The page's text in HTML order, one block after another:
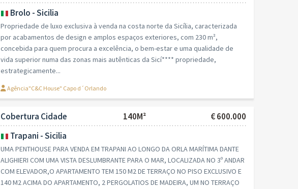
Brolo - Sicilia
Propriedade de luxo exclusiva à venda na costa norte da Sicília, caracterizada
por acabamentos de design e amplos espaços exteriores, com 230 m²,
concebida para quem procura a excelência, o bem-estar e uma qualidade de
vida superior numa das zonas mais autênticas da Sicí**** propriedade,
estrategicamente...
Agência"C&C House" Capo d´Orlando
Cobertura Cidade 140M²
€ 600.000
Trapani - Sicilia
UMA PENTHOUSE PARA VENDA EM TRAPANI AO LONGO DA ORLA MARÍTIMA DANTE
ALIGHIERI COM UMA VISTA DESLUMBRANTE PARA O MAR, LOCALIZADA NO 3º ANDAR
COM ELEVADOR,O APARTAMENTO TEM 150 M2 DE TERRAÇO NO PISO EXCLUSIVO E
140 M2 ACIMA DO APARTAMENTO, 2 PERGOLATIOS DE MADEIRA, UM NO TERRAÇO